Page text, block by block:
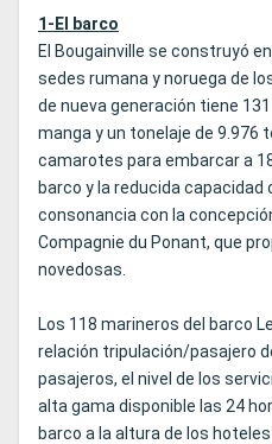
1-El barco
El Bougainville se construyó
sedes rumana y noruega de
de nueva generación tiene
manga y un tonelaje de 9.976
camarotes para embarcar a
barco y la reducida capacidad
consonancia con la
Compagnie du Ponant, que
novedosas.
Los 118 marineros del barco
relación tripulación/pasajero
pasajeros, el nivel de los
alta gama disponible las 24
barco a la altura de los